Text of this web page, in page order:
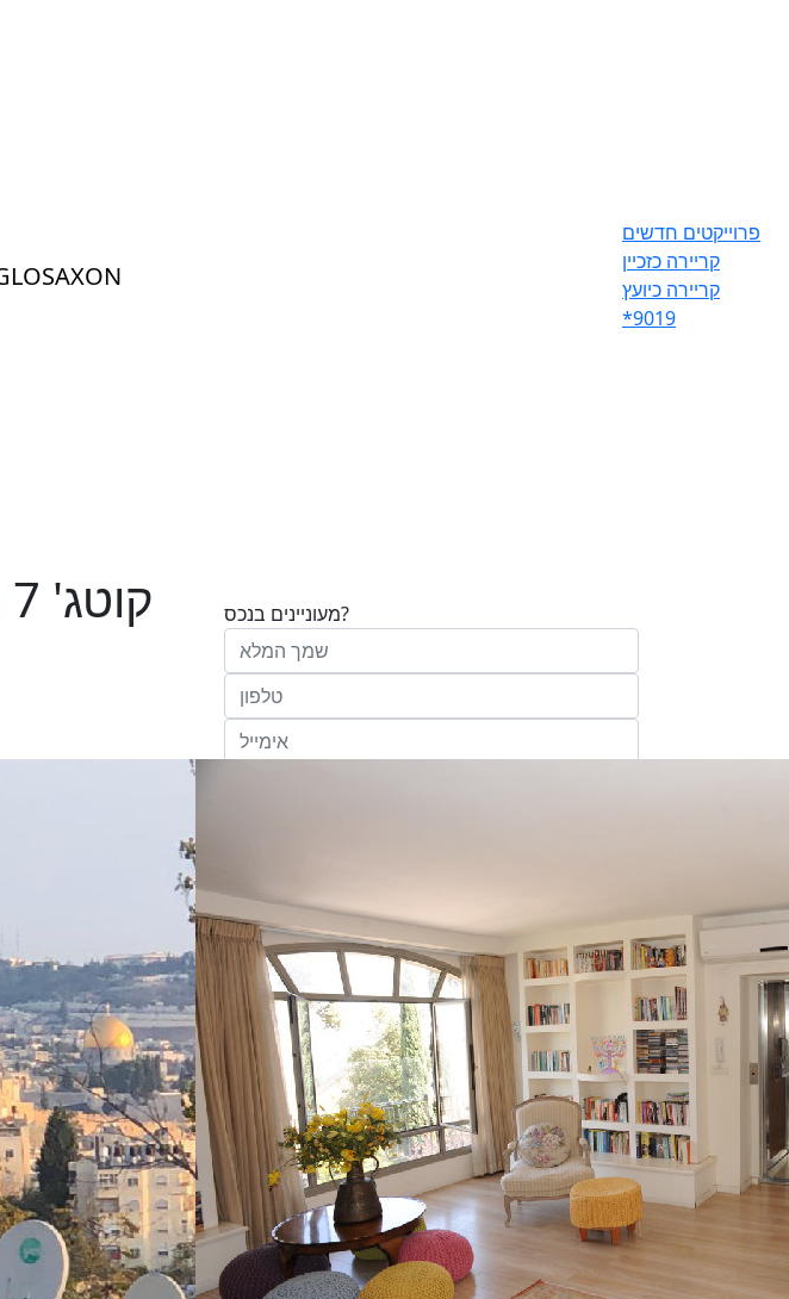
פרוייקטים חדשים
קריירה כזכיין
קריירה כיועץ
*9019
מעוניינים בנכס?
ופרסומת כהגדרתם בחוק וכן, שפרטיי האישיים
יישמרו במאגריה וישמשו אותה לשליחת מידע ולקידום
פעילותיה, לרבות אך לא רק, לעריכת ניתוח מידע
ומחקר סטטיסטי.למדיניות הפרטיות של החברה.
שלח